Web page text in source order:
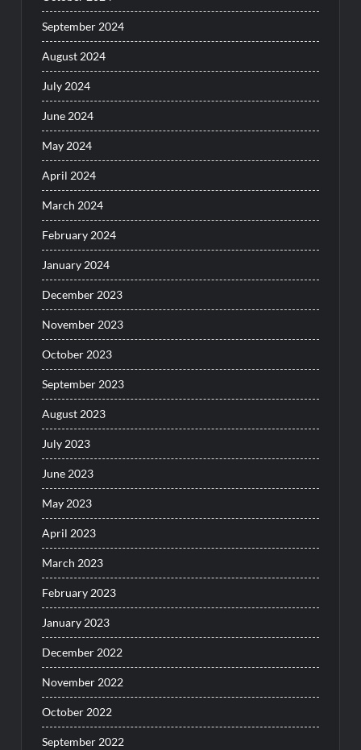
September 2024
August 2024
July 2024
June 2024
May 2024
April 2024
March 2024
February 2024
January 2024
December 2023
November 2023
October 2023
September 2023
August 2023
July 2023
June 2023
May 2023
April 2023
March 2023
February 2023
January 2023
December 2022
November 2022
October 2022
September 2022